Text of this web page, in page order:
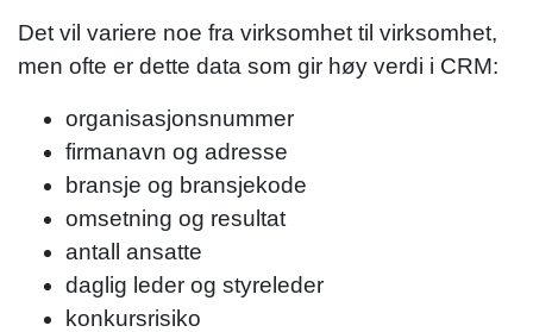
Det vil variere noe fra virksomhet til virksomhet,
men ofte er dette data som gir høy verdi i CRM:
organisasjonsnummer
firmanavn og adresse
bransje og bransjekode
omsetning og resultat
antall ansatte
daglig leder og styreleder
konkursrisiko